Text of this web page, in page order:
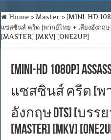
Home > Master > [MINI-HD
แซสซินส์ ครีด [พากย์ไทย + เสียงอังกฤ
[MASTER] [MKV] [ONE2UP]
[MINI-HD 1080P]
แซสซินส์ ครีด [พา
อังกฤษ DTS] [บรร
[MASTER] [MKV]